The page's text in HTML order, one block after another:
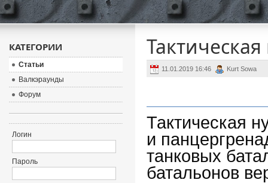
11.01.2019 16:46 Kurt Sowa
Тактическая
и
танковых
батальонов
КАТЕГОРИИ
Статьи
Валкэраунды
Форум
Логин
Пароль